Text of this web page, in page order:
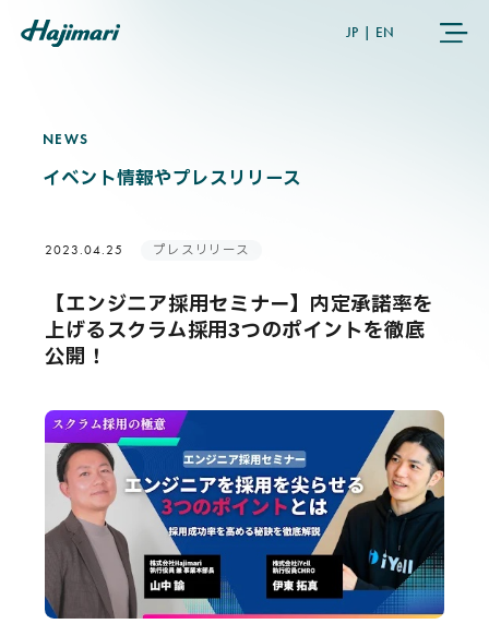
JP EN
COMPANY
NEWS
USER’S VOICE
MEMBERS
CAREERS
CONTACT
NEWS
NEWS
イベント情報やプレスリリース
2023.04.25 プレスリリース
【エンジニア採用セミナー】内定承諾率を
上げるスクラム採用3つのポイントを徹底
公開！